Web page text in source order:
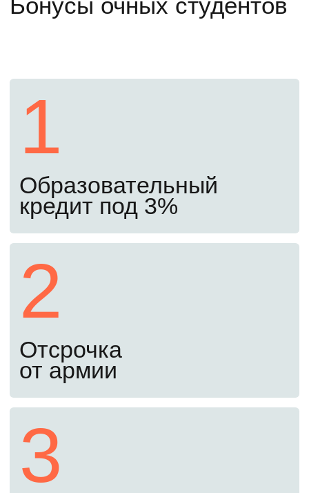
Третий шаг
Подайте документы онлайн
Оставьте заявку сегодня. Мы закрепим
расскажем, что и когда нужно сделать.
Откроем доступ к бесплатным материалам
подготовительного курса, чтобы вы могли
освежить знания перед экзаменами.
Документы можно подать через Госуслуги.
Куратор проверит их, чтобы избежать
Сегодня
С 20 июня до 24 августа
До 25 августа